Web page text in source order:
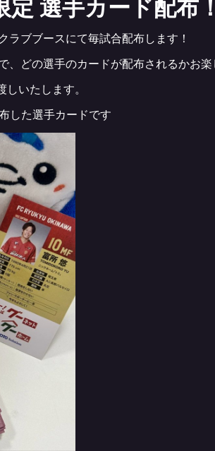
選手カード配布！
ブブースにて毎試合配布します！
、どの選手のカードが配布されるかお
いたします。
した選手カードです